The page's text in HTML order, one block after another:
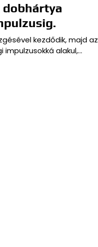
dobhártya
kezdődik, majd az
alakul,…